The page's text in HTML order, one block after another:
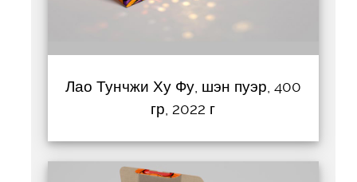
Лао Тунчжи Ху Фу, шэн пуэр, 400
гр, 2022 г